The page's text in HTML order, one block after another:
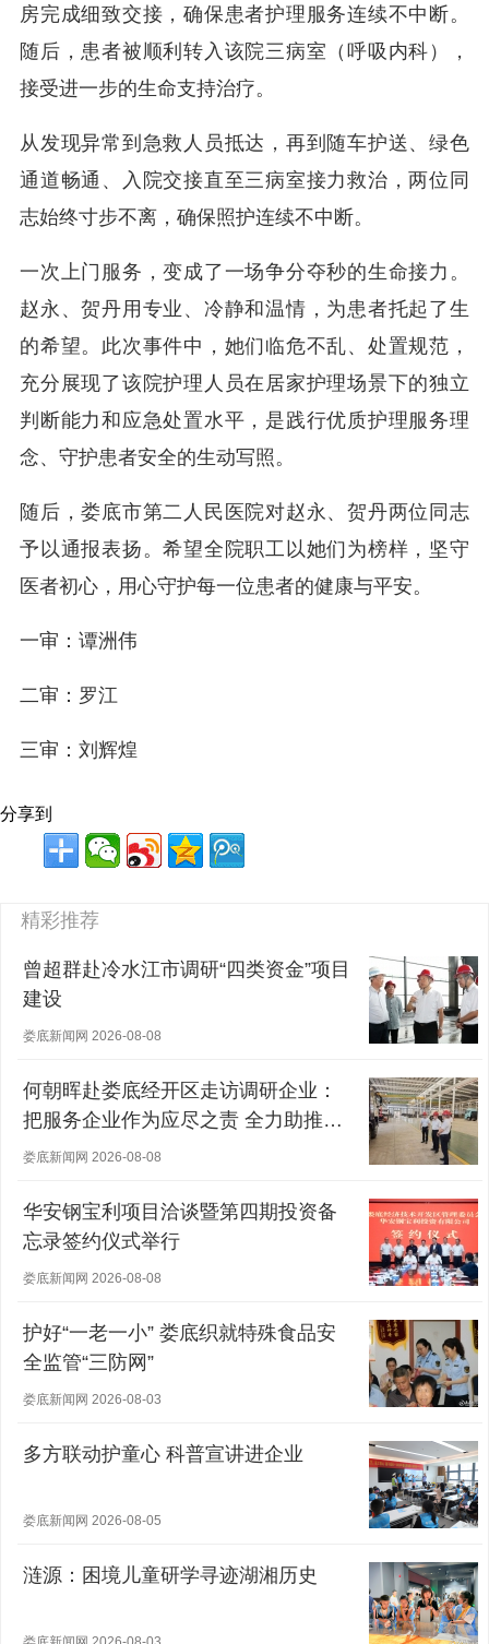
房完成细致交接，确保患者护理服务连续不中断。
随后，患者被顺利转入该院三病室（呼吸内科），
接受进一步的生命支持治疗。
从发现异常到急救人员抵达，再到随车护送、绿色
通道畅通、入院交接直至三病室接力救治，两位同
志始终寸步不离，确保照护连续不中断。
一次上门服务，变成了一场争分夺秒的生命接力。
赵永、贺丹用专业、冷静和温情，为患者托起了生
的希望。此次事件中，她们临危不乱、处置规范，
充分展现了该院护理人员在居家护理场景下的独立
判断能力和应急处置水平，是践行优质护理服务理
念、守护患者安全的生动写照。
随后，娄底市第二人民医院对赵永、贺丹两位同志
予以通报表扬。希望全院职工以她们为榜样，坚守
医者初心，用心守护每一位患者的健康与平安。
一审：谭洲伟
二审：罗江
三审：刘辉煌
分享到
精彩推荐
曾超群赴冷水江市调研“四类资金”项目
建设
娄底新闻网 2026-08-08
何朝晖赴娄底经开区走访调研企业：
把服务企业作为应尽之责 全力助推经
营主体稳健发展
娄底新闻网 2026-08-08
华安钢宝利项目洽谈暨第四期投资备
忘录签约仪式举行
娄底新闻网 2026-08-08
护好“一老一小” 娄底织就特殊食品安
全监管“三防网”
娄底新闻网 2026-08-03
多方联动护童心 科普宣讲进企业
娄底新闻网 2026-08-05
涟源：困境儿童研学寻迹湖湘历史